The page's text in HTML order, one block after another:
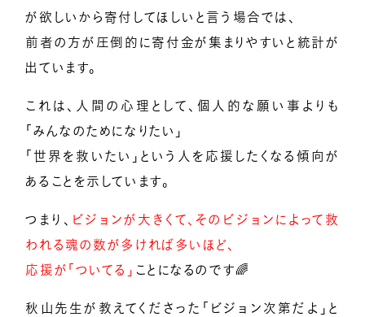
が欲しいから寄付してほしいと言う場合では、
前者の方が圧倒的に寄付金が集まりやすいと統計が
出ています。
これは、人間の心理として、個人的な願い事よりも
「みんなのためになりたい」
「世界を救いたい」という人を応援したくなる傾向が
あることを示しています。
つまり、
ビジョンが大きくて、そのビジョンによって救
われる魂の数が多ければ多いほど、
応援が「ついてる」 ことになるのです🌈
秋山先生が教えてくださった「ビジョン次第だよ」と